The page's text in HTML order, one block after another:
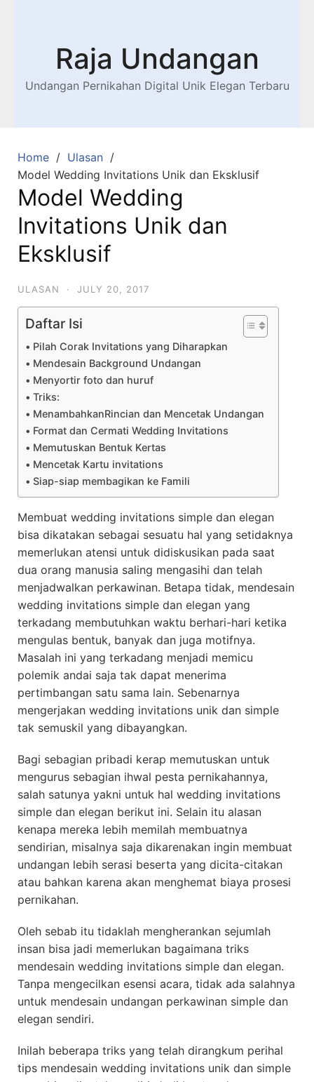
Raja Undangan
Undangan Pernikahan Digital Unik Elegan Terbaru
Home
Ulasan
Model Wedding Invitations Unik dan Eksklusif
Model Wedding
Invitations Unik dan
Eksklusif
ULASAN · JULY 20, 2017
Daftar Isi
Pilah Corak Invitations yang Diharapkan
Mendesain Background Undangan
Menyortir foto dan huruf
Triks:
MenambahkanRincian dan Mencetak Undangan
Format dan Cermati Wedding Invitations
Memutuskan Bentuk Kertas
Mencetak Kartu invitations
Siap-siap membagikan ke Famili
Membuat wedding invitations simple dan elegan
bisa dikatakan sebagai sesuatu hal yang setidaknya
memerlukan atensi untuk didiskusikan pada saat
dua orang manusia saling mengasihi dan telah
menjadwalkan perkawinan. Betapa tidak, mendesain
wedding invitations simple dan elegan yang
terkadang membutuhkan waktu berhari-hari ketika
mengulas bentuk, banyak dan juga motifnya.
Masalah ini yang terkadang menjadi memicu
polemik andai saja tak dapat menerima
pertimbangan satu sama lain. Sebenarnya
mengerjakan wedding invitations unik dan simple
tak semuskil yang dibayangkan.
Bagi sebagian pribadi kerap memutuskan untuk
mengurus sebagian ihwal pesta pernikahannya,
salah satunya yakni untuk hal wedding invitations
simple dan elegan berikut ini. Selain itu alasan
kenapa mereka lebih memilah membuatnya
sendirian, misalnya saja dikarenakan ingin membuat
undangan lebih serasi beserta yang dicita-citakan
atau bahkan karena akan menghemat biaya prosesi
pernikahan.
Oleh sebab itu tidaklah mengherankan sejumlah
insan bisa jadi memerlukan bagaimana triks
mendesain wedding invitations simple dan elegan.
Tanpa mengecilkan esensi acara, tidak ada salahnya
untuk mendesain undangan perkawinan simple dan
elegan sendiri.
Inilah beberapa triks yang telah dirangkum perihal
tips mendesain wedding invitations unik dan simple